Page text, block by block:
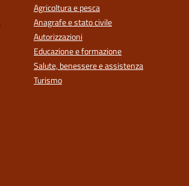
Agricoltura e pesca
Anagrafe e stato civile
Autorizzazioni
Educazione e formazione
Salute, benessere e assistenza
Turismo